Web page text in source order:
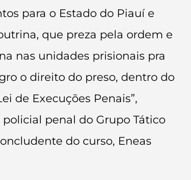
para o Estado do Piauí e
que preza pela ordem e
nas unidades prisionais pra
o direito do preso, dentro do
de Execuções Penais”,
penal do Grupo Tático
do curso, Eneas